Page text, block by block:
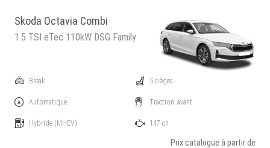
Skoda Octavia Combi
1.5 TSI eTec 110kW DSG Family
Break
Automatique
Hybride (MHEV)
5 sièges
Traction: avant
147 ch
Prix catalogue à partir de